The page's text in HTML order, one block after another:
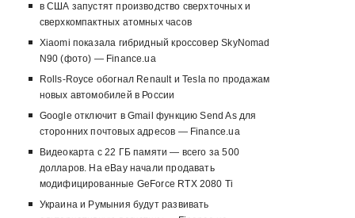
в США запустят производство сверхточных и
сверхкомпактных атомных часов
Xiaomi показала гибридный кроссовер SkyNomad
N90 (фото) — Finance.ua
Rolls-Royce обогнал Renault и Tesla по продажам
новых автомобилей в России
Google отключит в Gmail функцию Send As для
сторонних почтовых адресов — Finance.ua
Видеокарта с 22 ГБ памяти — всего за 500
долларов. На eBay начали продавать
модифицированные GeForce RTX 2080 Ti
Украина и Румыния будут развивать